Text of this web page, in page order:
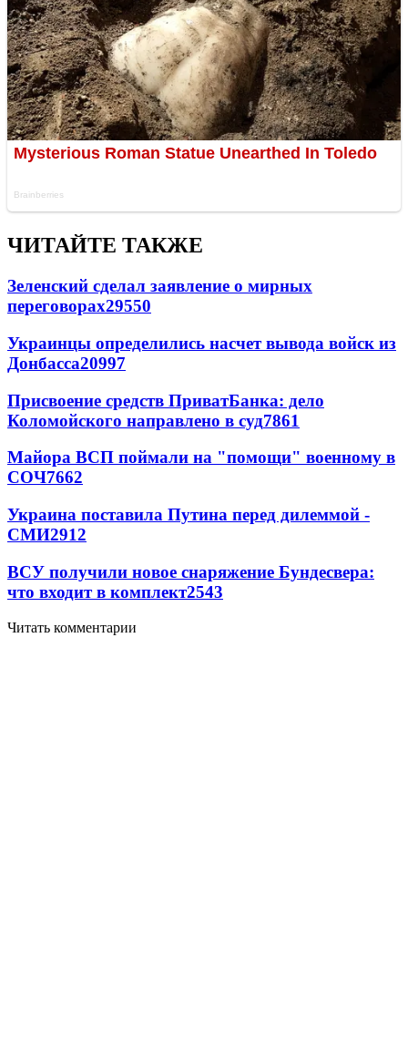
ЧИТАЙТЕ ТАКЖЕ
Зеленский сделал заявление о мирных
переговорах29550
Украинцы определились насчет вывода войск из
Донбасса20997
Присвоение средств ПриватБанка: дело
Коломойского направлено в суд7861
Майора ВСП поймали на "помощи" военному в
СОЧ7662
Украина поставила Путина перед дилеммой -
СМИ2912
ВСУ получили новое снаряжение Бундесвера:
что входит в комплект2543
Читать комментарии